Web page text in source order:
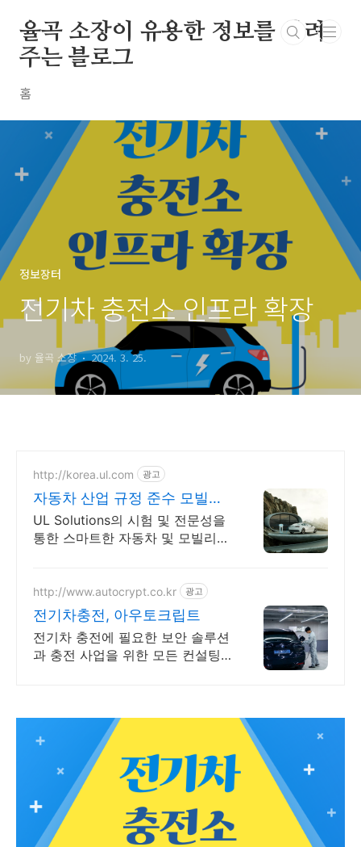
율곡 소장이 유용한 정보를 알려
주는 블로그
홈
정보장터
전기차 충전소 인프라 확장
by 율곡 소장 2024. 3. 25.
http://korea.ul.com 광고
자동차 산업 규정 준수 모빌리
티 안전 강화
UL Solutions의 시험 및 전문성을
통한 스마트한 자동차 및 모빌리티
http://www.autocrypt.co.kr 광고
전기차충전, 아우토크립트
전기차 충전에 필요한 보안 솔루션
과 충전 사업을 위한 모든 컨설팅